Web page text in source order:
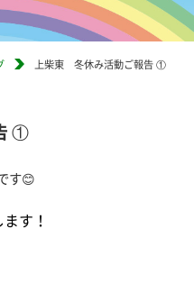
上柴東 冬休み活動ご報告 ①
①
す😊
す！